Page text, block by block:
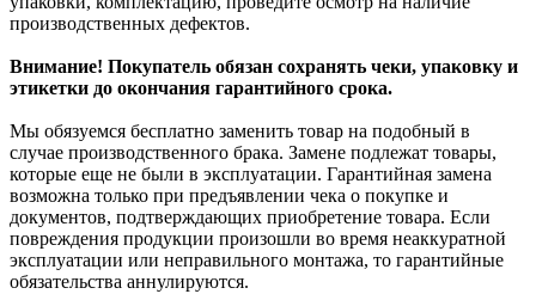
производственных дефектов.
Внимание! Покупатель обязан сохранять чеки, упаковку и
этикетки до окончания гарантийного срока.
Мы обязуемся бесплатно заменить товар на подобный в
случае производственного брака. Замене подлежат товары,
которые еще не были в эксплуатации. Гарантийная замена
возможна только при предъявлении чека о покупке и
документов, подтверждающих приобретение товара. Если
повреждения продукции произошли во время неаккуратной
эксплуатации или неправильного монтажа, то гарантийные
обязательства аннулируются.